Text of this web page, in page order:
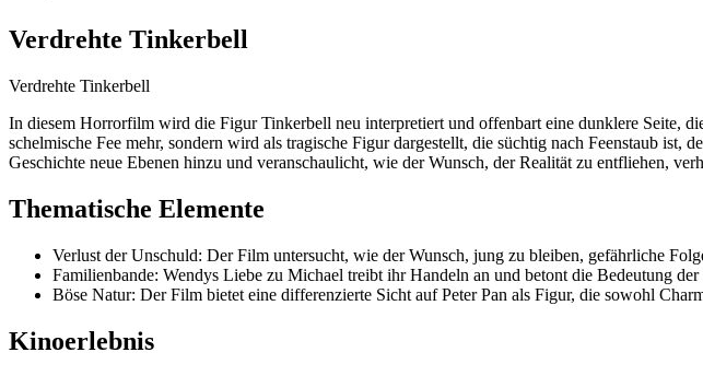
Verdrehte Tinkerbell
Verdrehte Tinkerbell
In diesem Horrorfilm wird die Figur Tinkerbell neu interpretiert und offenbart eine dunklere Seite,
schelmische Fee mehr, sondern wird als tragische Figur dargestellt, die süchtig nach Feenstaub
Geschichte neue Ebenen hinzu und veranschaulicht, wie der Wunsch, der Realität zu entfliehen,
Thematische Elemente
Verlust der Unschuld: Der Film untersucht, wie der Wunsch, jung zu bleiben, gefährliche
Familienbande: Wendys Liebe zu Michael treibt ihr Handeln an und betont die Bedeutung der
Böse Natur: Der Film bietet eine differenzierte Sicht auf Peter Pan als Figur, die sowohl
Kinoerlebnis